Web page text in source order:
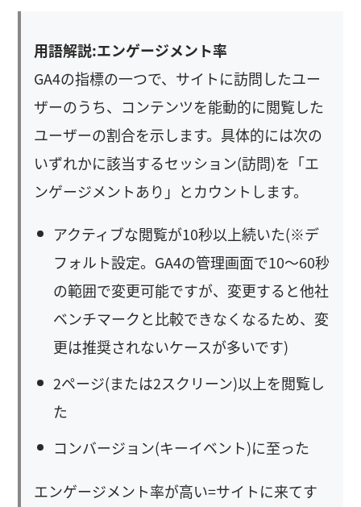
用語解説:エンゲージメント率
GA4の指標の一つで、サイトに訪問したユー
ザーのうち、コンテンツを能動的に閲覧した
ユーザーの割合を示します。具体的には次の
いずれかに該当するセッション(訪問)を「エ
ンゲージメントあり」とカウントします。
アクティブな閲覧が10秒以上続いた(※デ
フォルト設定。GA4の管理画面で10〜60秒
の範囲で変更可能ですが、変更すると他社
ベンチマークと比較できなくなるため、変
更は推奨されないケースが多いです)
2ページ(または2スクリーン)以上を閲覧し
た
コンバージョン(キーイベント)に至った
エンゲージメント率が高い=サイトに来てす